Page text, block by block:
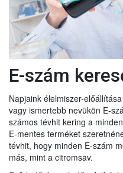
E-szám
Napjaink élelmiszer-
vagy ismertebb nevükön E-
számos tévhit kering a
E-mentes terméket
tévhit, hogy minden E-szám
más, mint a citromsav.